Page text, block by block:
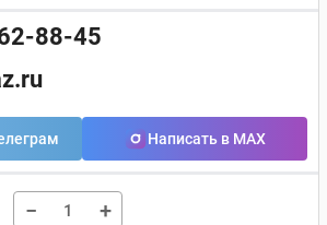
88-45
Написать в MAX
− +